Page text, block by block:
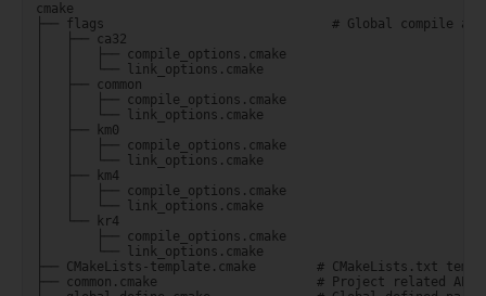
cmake
├── flags                              # Global compile and
│   ├── ca32
│   │   ├── compile_options.cmake
│   │   └── link_options.cmake
│   ├── common
│   │   ├── compile_options.cmake
│   │   └── link_options.cmake
│   ├── km0
│   │   ├── compile_options.cmake
│   │   └── link_options.cmake
│   ├── km4
│   │   ├── compile_options.cmake
│   │   └── link_options.cmake
│   └── kr4
│       ├── compile_options.cmake
│       └── link_options.cmake
├── CMakeLists-template.cmake        # CMakeLists.txt
├── common.cmake                     # Project related APIs